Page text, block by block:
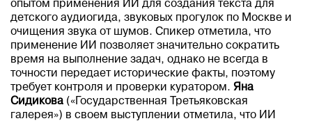
опытом применения ИИ для создания текста для
детского аудиогида, звуковых прогулок по Москве и
очищения звука от шумов. Спикер отметила, что
применение ИИ позволяет значительно сократить
время на выполнение задач, однако не всегда в
точности передает исторические факты, поэтому
требует контроля и проверки куратором. Яна
Сидикова («Государственная Третьяковская
галерея») в своем выступлении отметила, что ИИ